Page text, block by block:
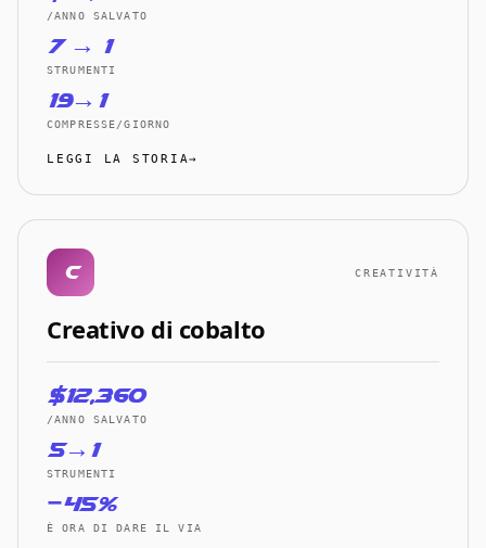
/ANNO SALVATO
7 → 1
STRUMENTI
19→1
COMPRESSE/GIORNO
LEGGI LA STORIA→
C CREATIVITÀ
Creativo di cobalto
$12,360
/ANNO SALVATO
5→1
STRUMENTI
−45%
È ORA DI DARE IL VIA